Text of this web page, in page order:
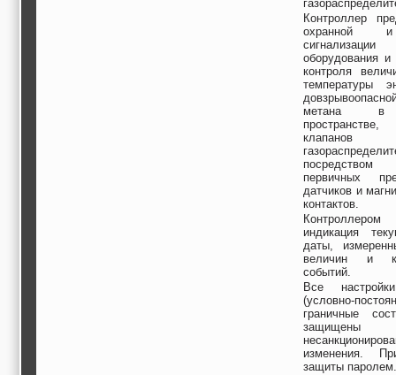
Контроллер
охранной
оборудования и
контроля
температуры
метана в
клапанов
первичных
датчиков и
контактов.
Контроллером
индикация
даты,
величин и
событий.
Все
(условно-
граничные
изменения.
защиты паролем.